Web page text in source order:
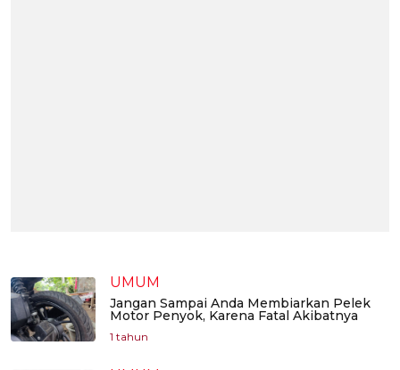
UMUM
Jangan Sampai Anda Membiarkan Pelek
Motor Penyok, Karena Fatal Akibatnya
1 tahun